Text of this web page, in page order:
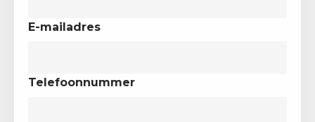
E-mailadres
Telefoonnummer